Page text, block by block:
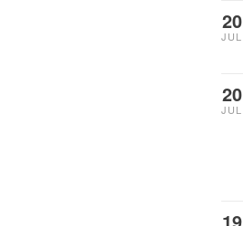
20
JUL
20
JUL